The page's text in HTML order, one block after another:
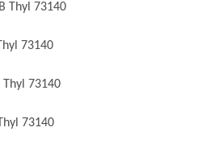
Thyl 73140
73140
Thyl 73140
73140